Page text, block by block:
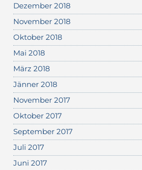
Dezember 2018
November 2018
Oktober 2018
Mai 2018
März 2018
Jänner 2018
November 2017
Oktober 2017
September 2017
Juli 2017
Juni 2017